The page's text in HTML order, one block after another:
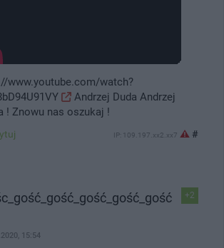
www.youtube.com/watch?
Andrzej Duda Andrzej
! Znowu nas oszukaj !
IP: 109.197.xx2.xx7 #
+2
15:54